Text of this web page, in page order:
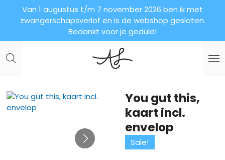
direct
de
hoofdinhoud
Van 1 augustus t/m 7 november 2026 ben ik met
zwangerschapsverlof en is de webshop gesloten.
Bedankt voor je geduld!
You gut this,
kaart incl.
envelop
Sale!